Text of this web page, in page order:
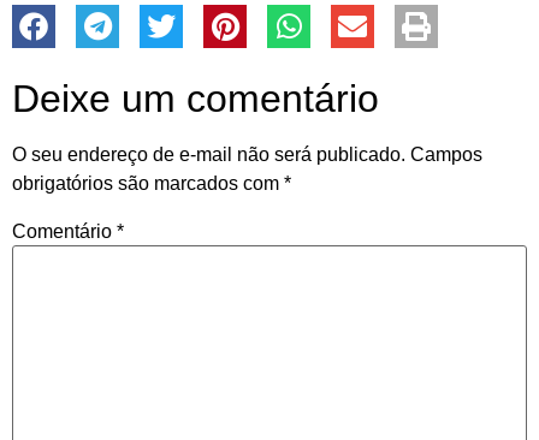
Deixe um comentário
O seu endereço de e-mail não será publicado. Campos
obrigatórios são marcados com *
Comentário *